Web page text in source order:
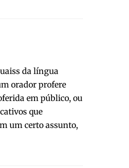
da língua
orador profere
em público, ou
que
um certo assunto,